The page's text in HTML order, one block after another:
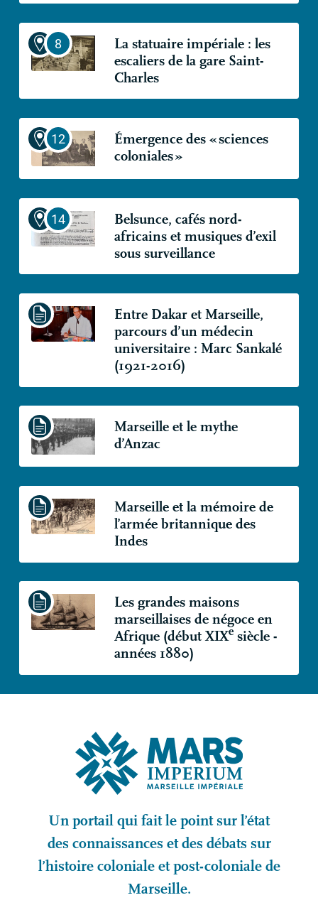
La statuaire impériale : les
escaliers de la gare Saint-
Charles
Émergence des «sciences
coloniales»
Belsunce, cafés nord-
africains et musiques d’exil
sous surveillance
Entre Dakar et Marseille,
parcours d’un médecin
universitaire : Marc Sankalé
(1921-2016)
Marseille et le mythe
d’Anzac
Marseille et la mémoire de
l’armée britannique des
Indes
Les grandes maisons
marseillaises de négoce en
Afrique (débutXIXesiècle -
années 1880)
Un portail qui fait le point sur l’état
des connaissances et des débats sur
l’histoire coloniale et post-coloniale de
Marseille.